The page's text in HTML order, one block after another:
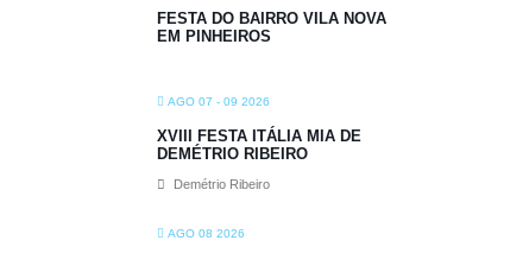
FESTA DO BAIRRO VILA NOVA
EM PINHEIROS
AGO 07 - 09 2026
XVIII FESTA ITÁLIA MIA DE
DEMÉTRIO RIBEIRO
Demétrio Ribeiro
AGO 08 2026